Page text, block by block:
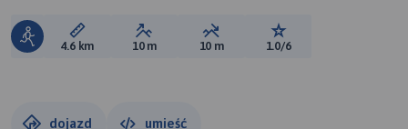
Długość trasy:
4.6 km Suma przewyższeń:
10 m Suma spadków:
10 m Ocena trasy:
1.0/6
dojazd umieść